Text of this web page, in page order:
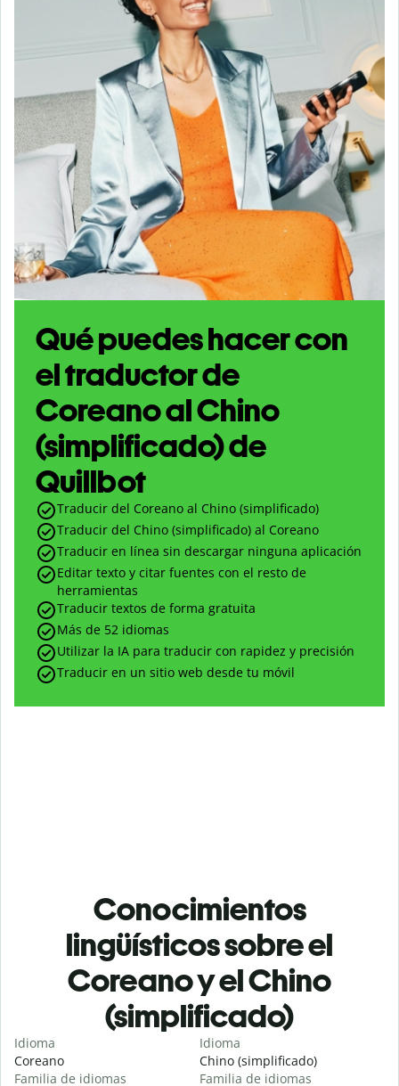
Qué puedes hacer con
el traductor de
Coreano al Chino
(simplificado) de
Quillbot
Traducir del Coreano al Chino (simplificado)
Traducir del Chino (simplificado) al Coreano
Traducir en línea sin descargar ninguna aplicación
Editar texto y citar fuentes con el resto de
herramientas
Traducir textos de forma gratuita
Más de 52 idiomas
Utilizar la IA para traducir con rapidez y precisión
Traducir en un sitio web desde tu móvil
Conocimientos
lingüísticos sobre el
Coreano y el Chino
(simplificado)
Idioma
Coreano
Familia de idiomas
Idioma
Chino (simplificado)
Familia de idiomas